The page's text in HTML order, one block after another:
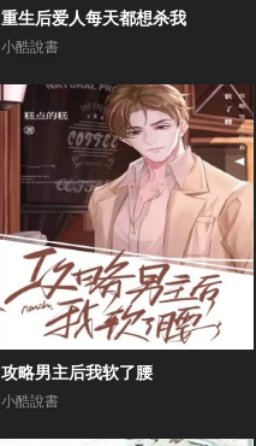
重生后爱人每天都想杀我
小酷說書
攻略男主后我软了腰
小酷說書